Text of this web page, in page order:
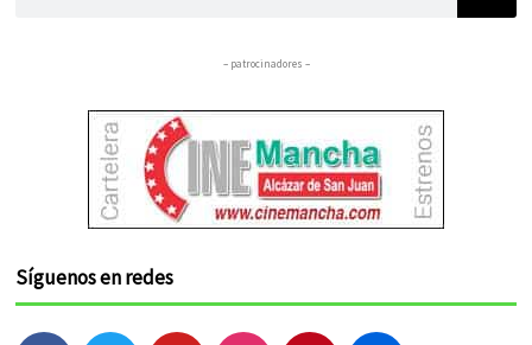
– patrocinadores –
Síguenos en redes